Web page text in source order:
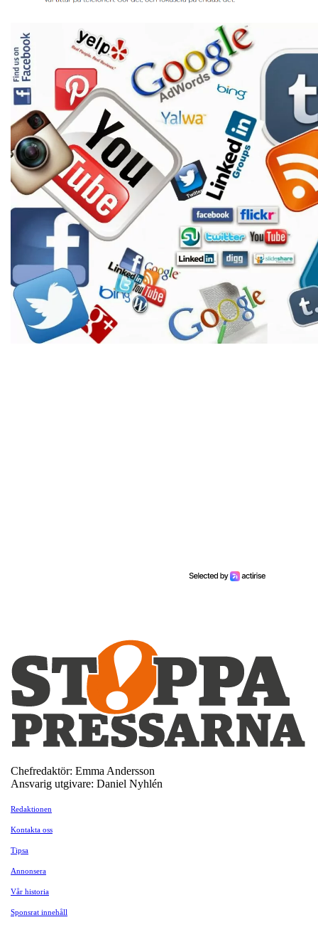
Chefredaktör: Emma Andersson
Ansvarig utgivare: Daniel Nyhlén
Redaktionen
Kontakta oss
Tipsa
Annonsera
Vår historia
Sponsrat innehåll